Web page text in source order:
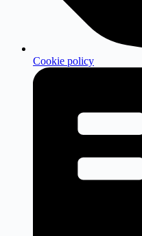
Cookie policy